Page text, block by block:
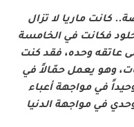
كانت ماريا لا تزال
فكانت في الخامسة
عاتقه وحده، فقد كنت
وهو يعمل حمّالاً في
في مواجهة أعباء
في مواجهة الدنيا